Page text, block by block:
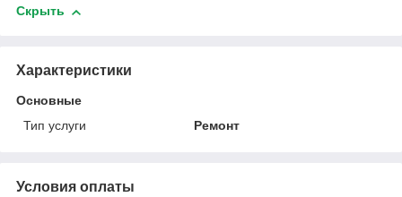
Скрыть
Характеристики
Основные
Тип услуги
Ремонт
Условия оплаты